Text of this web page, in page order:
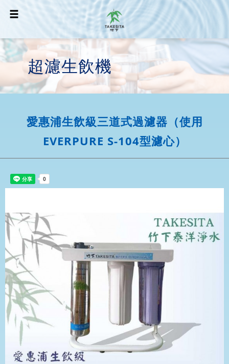
超濾生飲機
愛惠浦生飲級三道式過濾器（使用
EVERPURE S-104型濾心）